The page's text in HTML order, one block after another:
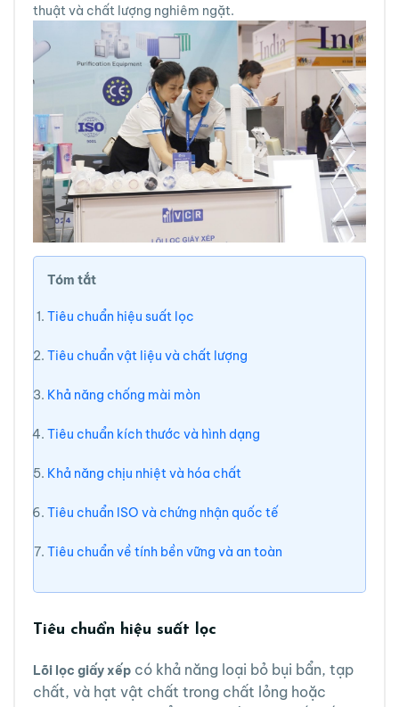
thuật và chất lượng nghiêm ngặt.
Tóm tắt
Tiêu chuẩn hiệu suất lọc
Tiêu chuẩn vật liệu và chất lượng
Khả năng chống mài mòn
Tiêu chuẩn kích thước và hình dạng
Khả năng chịu nhiệt và hóa chất
Tiêu chuẩn ISO và chứng nhận quốc tế
Tiêu chuẩn về tính bền vững và an toàn
Tiêu chuẩn hiệu suất lọc
Lõi lọc giấy xếp có khả năng loại bỏ bụi bẩn, tạp
chất, và hạt vật chất trong chất lỏng hoặc